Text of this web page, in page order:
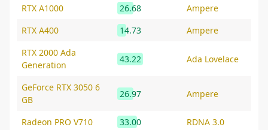
RTX A1000
26.68
Ampere
RTX A400
14.73
Ampere
RTX 2000 Ada
Generation
43.22 Ada Lovelace
GeForce RTX 3050 6
GB
26.97 Ampere
Radeon PRO V710 33.00
RDNA 3.0